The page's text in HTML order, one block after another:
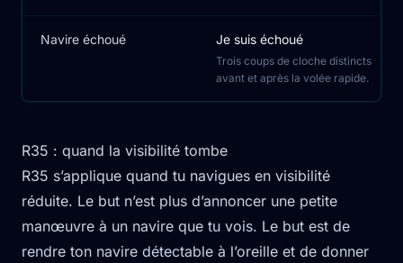
Navire échoué Je suis échoué
Trois coups de cloche distincts
avant et après la volée rapide.
R35 : quand la visibilité tombe
R35 s’applique quand tu navigues en visibilité
réduite. Le but n’est plus d’annoncer une petite
manœuvre à un navire que tu vois. Le but est de
rendre ton navire détectable à l’oreille et de donner